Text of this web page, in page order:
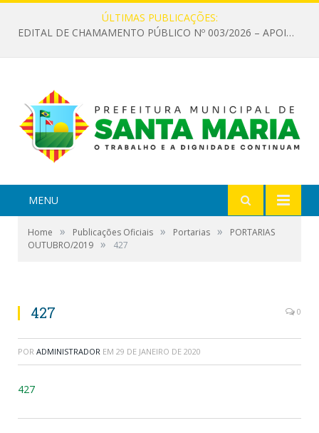
ÚLTIMAS PUBLICAÇÕES:
EDITAL DE CHAMAMENTO PÚBLICO Nº 003/2026 – APOIO À INFRAESTRUTURA CULTURAL
MENU
Home » Publicações Oficiais » Portarias »
PORTARIAS
OUTUBRO/2019 » 427
427 0
POR ADMINISTRADOR EM 29 DE JANEIRO DE 2020
427